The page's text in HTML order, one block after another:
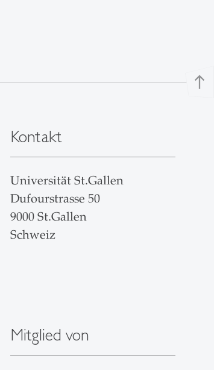
north
Kontakt
Universität St.Gallen
Dufourstrasse 50
9000 St.Gallen
Schweiz
Mitglied von